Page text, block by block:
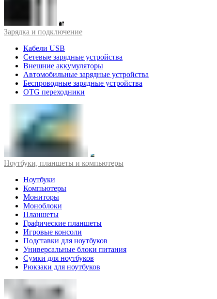
Зарядка и подключение
Кабели USB
Сетевые зарядные устройства
Внешние аккумуляторы
Автомобильные зарядные устройства
Беспроводные зарядные устройства
OTG переходники
Ноутбуки, планшеты и компьютеры
Ноутбуки
Компьютеры
Мониторы
Моноблоки
Планшеты
Графические планшеты
Игровые консоли
Подставки для ноутбуков
Универсальные блоки питания
Сумки для ноутбуков
Рюкзаки для ноутбуков